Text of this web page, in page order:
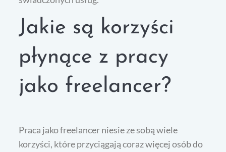
Jakie są korzyści
płynące z pracy
jako freelancer?
Praca jako freelancer niesie ze sobą wiele
korzyści, które przyciągają coraz więcej osób do